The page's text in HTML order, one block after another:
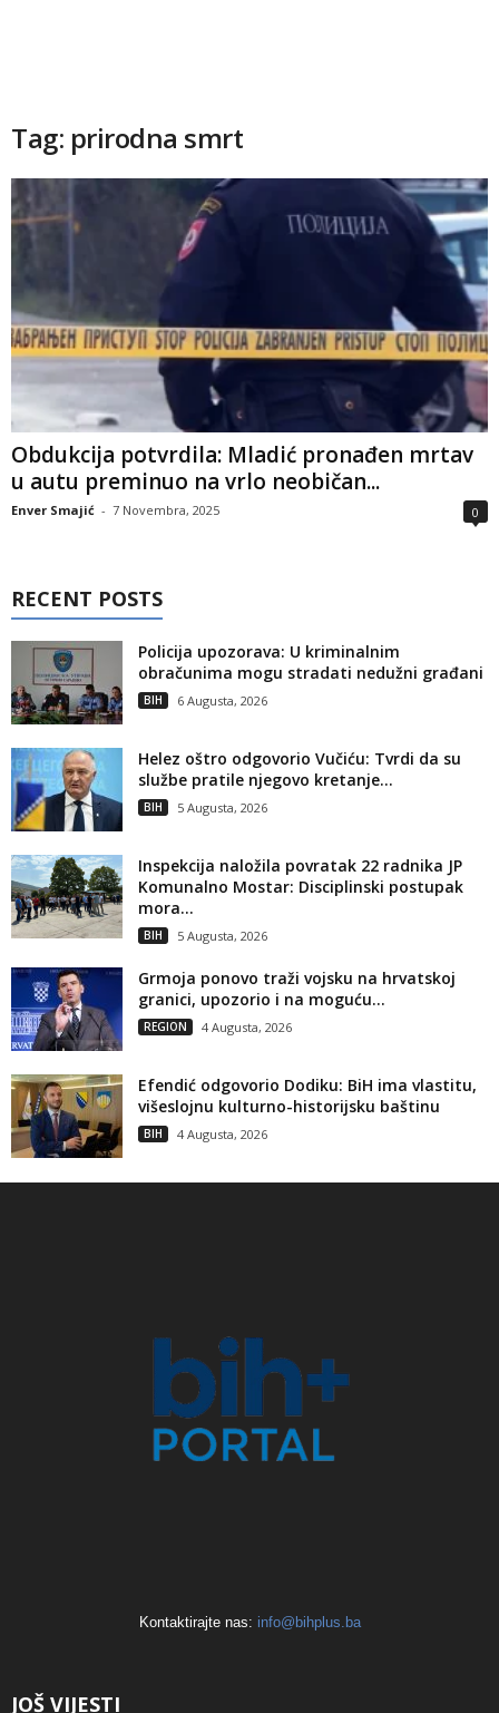
Tag: prirodna smrt
Obdukcija potvrdila: Mladić pronađen mrtav
u autu preminuo na vrlo neobičan...
Enver Smajić - 7 Novembra, 2025 0
RECENT POSTS
Policija upozorava: U kriminalnim
obračunima mogu stradati nedužni građani
BIH 6 Augusta, 2026
Helez oštro odgovorio Vučiću: Tvrdi da su
službe pratile njegovo kretanje...
BIH 5 Augusta, 2026
Inspekcija naložila povratak 22 radnika JP
Komunalno Mostar: Disciplinski postupak
mora...
BIH 5 Augusta, 2026
Grmoja ponovo traži vojsku na hrvatskoj
granici, upozorio i na moguću...
REGION 4 Augusta, 2026
Efendić odgovorio Dodiku: BiH ima vlastitu,
višeslojnu kulturno-historijsku baštinu
BIH 4 Augusta, 2026
Kontaktirajte nas: info@bihplus.ba
JOŠ VIJESTI